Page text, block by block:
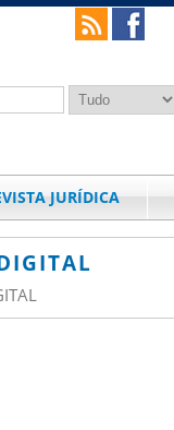
JURÍDICA